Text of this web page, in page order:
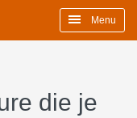
Menu
die je